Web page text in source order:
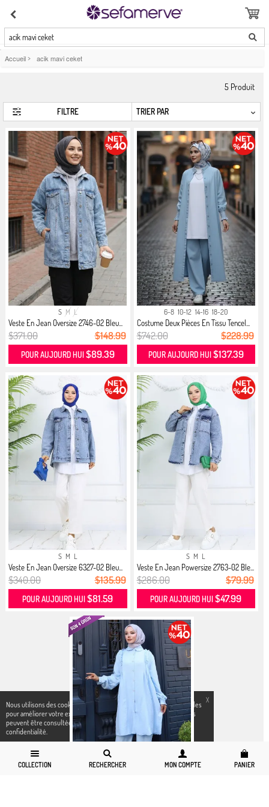
X
Nous utilisons des cookies conformément aux réglementations légales
pour améliorer votre expérience d`achat. Des informations détaillées
peuvent être consultées sur notre page,
Politique de cookieset
confidentialité.
acik mavi ceket
COLLECTION RECHERCHER MON COMPTE PANIER
Accueil > acik mavi ceket
5 Produit
FILTRE
S M L
Veste En Jean Oversize 2746-02 Bleu...
$371.00 $148.99
POUR AUJOURD HUI $89.39
6-8 10-12 14-16 18-20
Costume Deux Pièces En Tissu Tencel...
$742.00 $228.99
POUR AUJOURD HUI $137.39
S M L
Veste En Jean Oversize 6327-02 Bleu...
$340.00 $135.99
POUR AUJOURD HUI$81.59
S M L
Veste En Jean Powersize 2763-02 Ble...
$286.00 $79.99
POUR AUJOURD HUI$47.99